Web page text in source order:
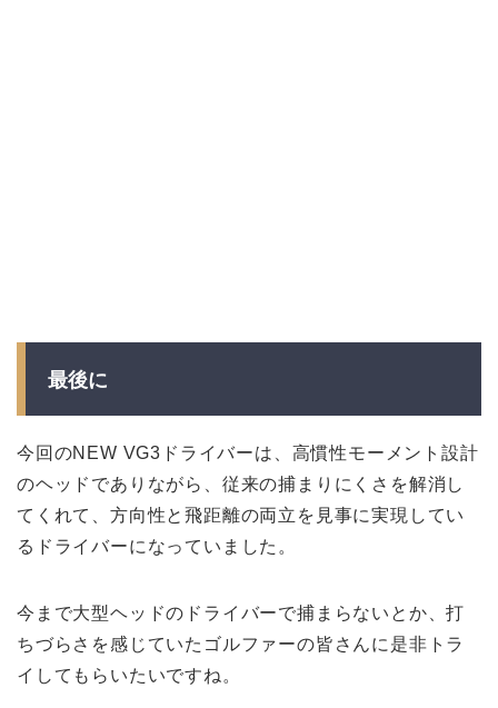
最後に
今回のNEW VG3ドライバーは、高慣性モーメント設計
のヘッドでありながら、従来の捕まりにくさを解消し
てくれて、方向性と飛距離の両立を見事に実現してい
るドライバーになっていました。
今まで大型ヘッドのドライバーで捕まらないとか、打
ちづらさを感じていたゴルファーの皆さんに是非トラ
イしてもらいたいですね。